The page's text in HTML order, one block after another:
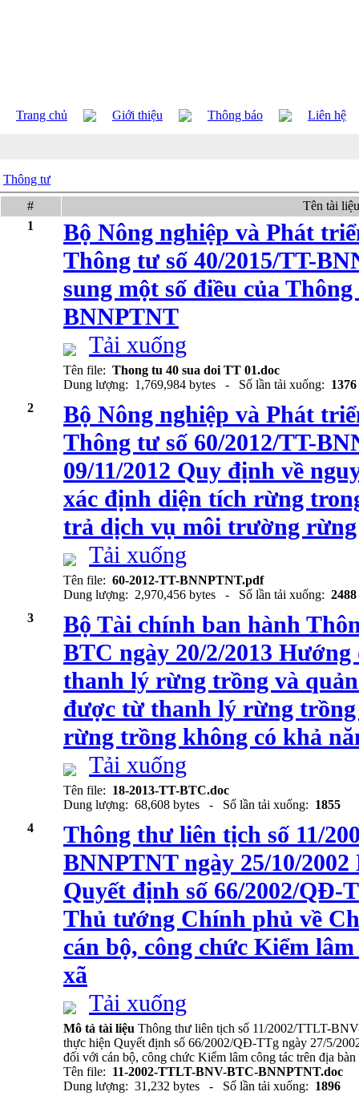
Trang chủ Giới thiệu Thông báo Liên hệ
Thông tư
#
Tên tài
1
Bộ Nông nghiệp và Phát
Thông tư số 40/2015/TT-
sung một số điều của
BNNPTNT
Tải xuống
Tên file: Thong tu 40 sua doi TT 01.doc
Dung lượng: 1,769,984 bytes - Số lần tải xuống: 1376
2
Bộ Nông nghiệp và Phát
Thông tư số 60/2012/TT-
09/11/2012 Quy định về
xác định diện tích rừng
trả dịch vụ môi trường rừng
Tải xuống
Tên file: 60-2012-TT-BNNPTNT.pdf
Dung lượng: 2,970,456 bytes - Số lần tải xuống: 2488
3
Bộ Tài chính ban hành
BTC ngày 20/2/2013
thanh lý rừng trồng và
được từ thanh lý rừng
rừng trồng không có khả
Tải xuống
Tên file: 18-2013-TT-BTC.doc
Dung lượng: 68,608 bytes - Số lần tải xuống: 1855
4
Thông thư liên tịch số 11/
BNNPTNT ngày 25/10/
Quyết định số 66/2002/QĐ-
Thủ tướng Chính phủ về
cán bộ, công chức Kiểm
xã
Tải xuống
Mô tả tài liệu Thông thư liên tịch số 11/2002/TTLT-
thực hiện Quyết định số 66/2002/QĐ-TTg ngày 27/5/
đối với cán bộ, công chức Kiểm lâm công tác trên địa bàn
Tên file: 11-2002-TTLT-BNV-BTC-BNNPTNT.doc
Dung lượng: 31,232 bytes - Số lần tải xuống: 1896